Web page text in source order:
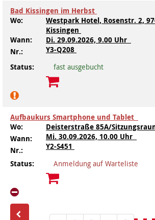
Bad Kissingen im Herbst
Wo:
Westpark Hotel, Rosenstr. 2,
Kissingen
Wann:
Di. 29.09.2026, 9.00 Uhr
Nr.:
Y3-Q208
Status:
fast ausgebucht
Aufbaukurs Smartphone und Tablet
Wo:
Deisterstraße 85A/
Wann:
Mi. 30.09.2026, 10.00 Uhr
Nr.:
Y2-S451
Status:
Anmeldung auf Warteliste